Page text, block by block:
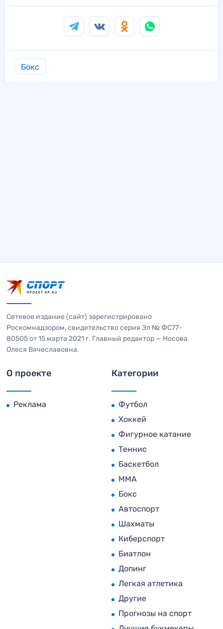
Бокс
Сетевое издание (сайт) зарегистрировано
Роскомнадзором, свидетельство серия Эл № ФС77-
80505 от 15 марта 2021 г. Главный редактор — Носова
Олеся Вячеславовна.
О проекте
Реклама
Категории
Футбол
Хоккей
Фигурное катание
Теннис
Баскетбол
MMA
Бокс
Автоспорт
Шахматы
Киберспорт
Биатлон
Допинг
Легкая атлетика
Другие
Прогнозы на спорт